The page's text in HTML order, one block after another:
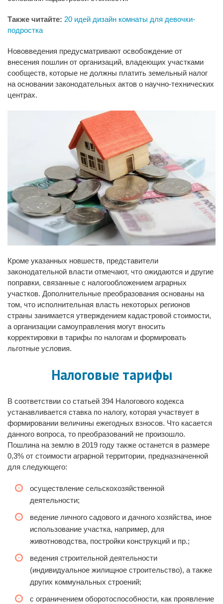
Также читайте: 20 идей дизайн комнаты для девочки-
подростка
Нововведения предусматривают освобождение от
внесения пошлин от организаций, владеющих участками
сообществ, которые не должны платить земельный налог
на основании законодательных актов о научно-технических
центрах.
Кроме указанных новшеств, представители
законодательной власти отмечают, что ожидаются и другие
поправки, связанные с налогообложением аграрных
участков. Дополнительные преобразования основаны на
том, что исполнительная власть некоторых регионов
страны занимается утверждением кадастровой стоимости,
а организации самоуправления могут вносить
корректировки в тарифы по налогам и формировать
льготные условия.
Налоговые тарифы
В соответствии со статьей 394 Налогового кодекса
устанавливается ставка по налогу, которая участвует в
формировании величины ежегодных взносов. Что касается
данного вопроса, то преобразований не произошло.
Пошлина на землю в 2019 году также останется в размере
0,3% от стоимости аграрной территории, предназначенной
для следующего:
осуществление сельскохозяйственной
деятельности;
ведение личного садового и дачного хозяйства, иное
использование участка, например, для
животноводства, постройки конструкций и пр.;
ведения строительной деятельности
(индивидуальное жилищное строительство), а также
других коммунальных строений;
с ограничением оборотоспособности, как проявление